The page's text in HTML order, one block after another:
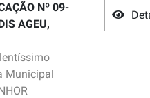
Nº 09-
AGEU,
Municipal